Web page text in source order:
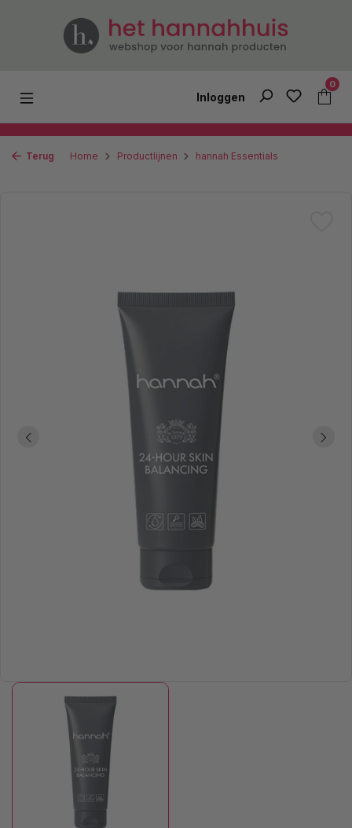
Ga naar de hoofdinhoud
Inloggen
0
Terug Home Productlijnen hannah Essentials